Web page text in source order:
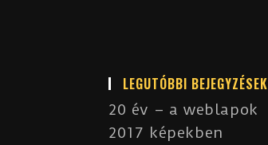
LEGUTÓBBI BEJEGYZÉSEK
20 év – a weblapok
2017 képekben